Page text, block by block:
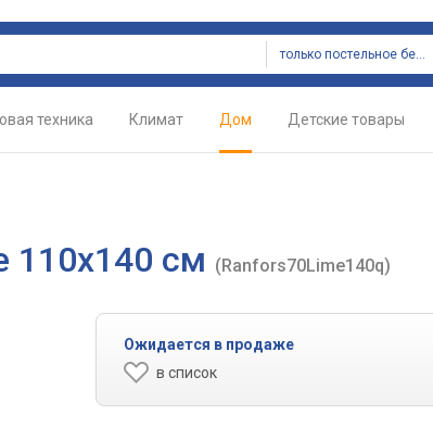
только постельное белье
техника Климат Дом Детские товары
110х140 см (Ranfors70Lime140q)
Ожидается в продаже
в список